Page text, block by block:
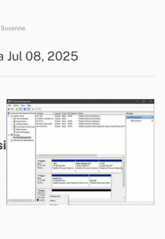
Susanne
Jul 08, 2025